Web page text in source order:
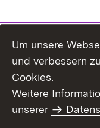
Um unsere
und verbessern
Cookies.
Weitere
unserer